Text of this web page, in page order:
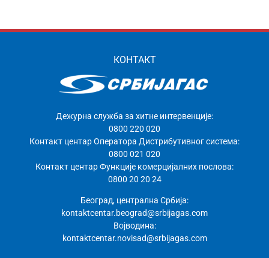
КОНТАКТ
Дежурна служба за хитне интервенције:
0800 220 020
Контакт центар Оператора Дистрибутивног система:
0800 021 020
Контакт центар Функције комерцијалних послова:
0800 20 20 24
Београд, централна Србија:
kontaktcentar.beograd@srbijagas.com
Војводина:
kontaktcentar.novisad@srbijagas.com